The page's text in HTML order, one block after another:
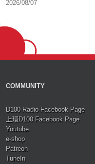
2026/08/07
COMMUNITY
D100 Radio Facebook Page
上環D100 Facebook Page
Youtube
e-shop
Patreon
TuneIn